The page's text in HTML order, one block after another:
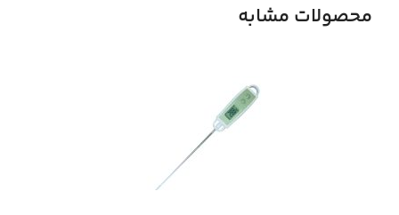
محصولات مشابه